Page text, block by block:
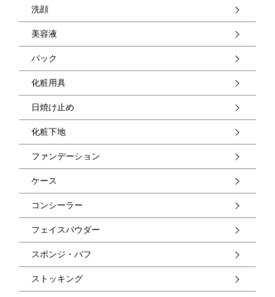
洗顔
美容液
パック
化粧用具
日焼け止め
化粧下地
ファンデーション
ケース
コンシーラー
フェイスパウダー
スポンジ・パフ
ストッキング